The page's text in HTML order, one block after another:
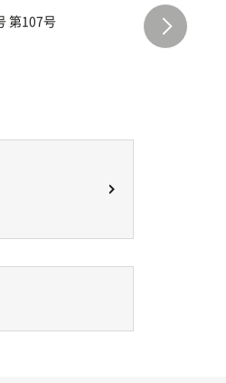
第107号
ウルト
2,099円